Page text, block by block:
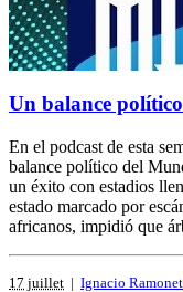
Un balance
En el podcast de esta
balance político del
un éxito con estadios
estado marcado por
africanos, impidió que
17 juillet | Ignacio Ramonet